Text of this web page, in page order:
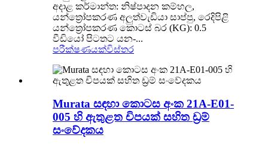
අදාළ කර්මාන්ත: නිෂ්පාදන කම්හල,
යන්ත්‍රෝපකරණ අලුත්වැඩියා සාප්පු, රෙදිපිළි
යන්ත්‍රෝපකරණ කොටස් බර (KG): 0.5
වීඩියෝ පිටතට යන-...
පරීක්ෂණයක්විස්තර
Murata සඳහා කොටස අංක 21A-E01-
005 හි ඇතුළත චිපයක් සහිත ඩ්‍රම්
සංවේදකය